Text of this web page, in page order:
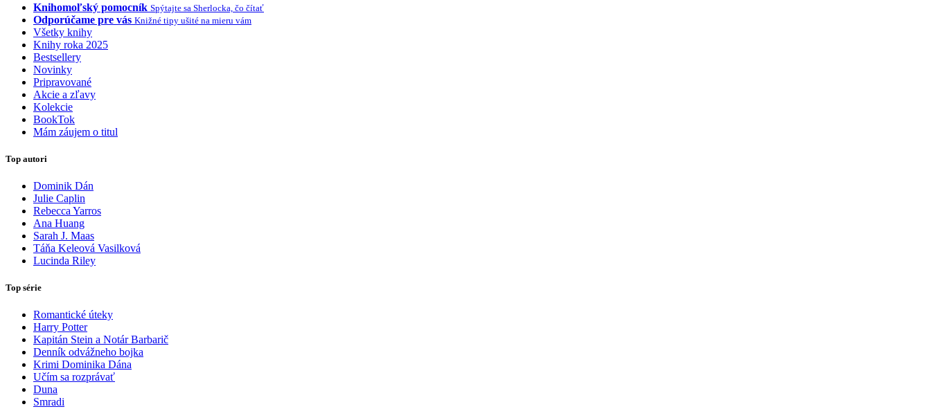
Knihomoľský pomocník Spýtajte sa Sherlocka, čo čítať
Odporúčame pre vás Knižné tipy ušité na mieru vám
Všetky knihy
Knihy roka 2025
Bestsellery
Novinky
Pripravované
Akcie a zľavy
Kolekcie
BookTok
Mám záujem o titul
Top autori
Dominik Dán
Julie Caplin
Rebecca Yarros
Ana Huang
Sarah J. Maas
Táňa Keleová Vasilková
Lucinda Riley
Top série
Romantické úteky
Harry Potter
Kapitán Stein a Notár Barbarič
Denník odvážneho bojka
Krimi Dominika Dána
Učím sa rozprávať
Duna
Smradi